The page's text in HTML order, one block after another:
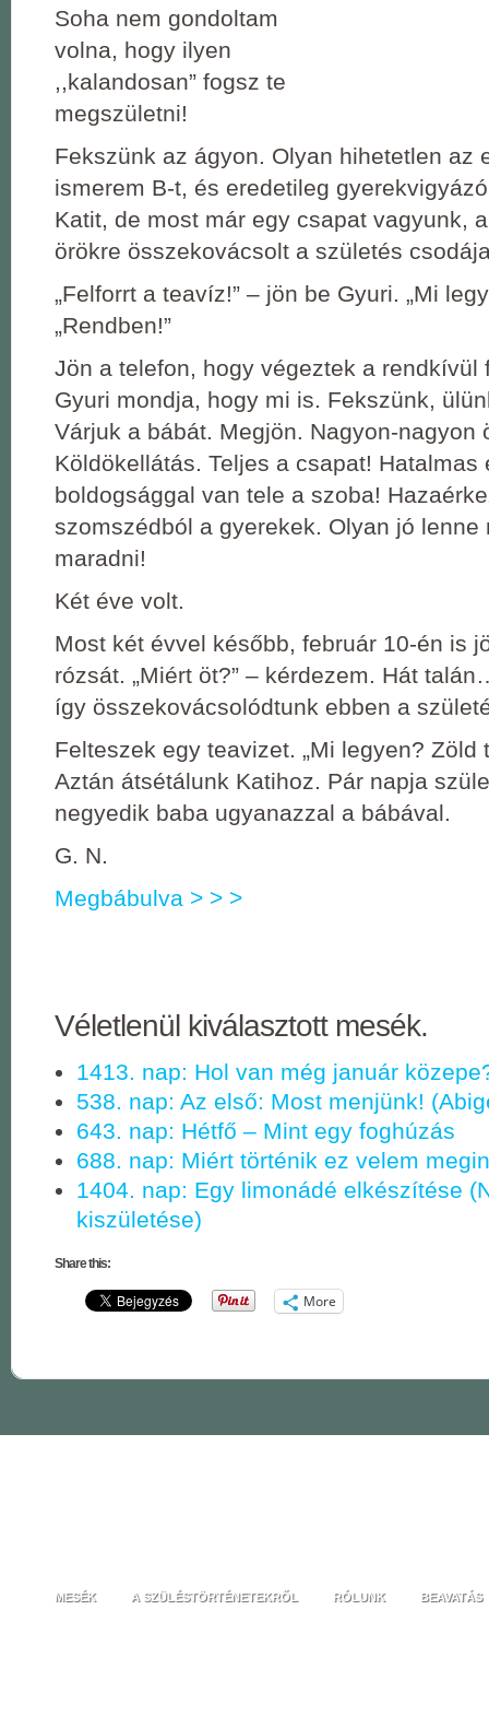
Soha nem gondoltam
volna, hogy ilyen
,,kalandosan” fogsz te
megszületni!
Fekszünk az ágyon. Olyan hihetetlen az
ismerem B-t, és eredetileg
Katit, de most már egy csapat vagyunk,
örökre összekovácsolt a születés
„Felforrt a teavíz!” – jön be Gyuri. „Mi
„Rendben!”
Jön a telefon, hogy végeztek a rendkívül
Gyuri mondja, hogy mi is. Fekszünk,
Várjuk a bábát. Megjön. Nagyon-nagyon
Köldökellátás. Teljes a csapat! Hatalmas
boldogsággal van tele a szoba!
szomszédból a gyerekek. Olyan jó lenne
maradni!
Két éve volt.
Most két évvel később, február 10-én is
rózsát. „Miért öt?” – kérdezem. Hát
így összekovácsolódtunk ebben a
Felteszek egy teavizet. „Mi legyen? Zöld
Aztán átsétálunk Katihoz. Pár napja
negyedik baba ugyanazzal a bábával.
G. N.
Megbábulva > > >
Véletlenül kiválasztott mesék.
1413. nap: Hol van még január
538. nap: Az első: Most menjünk!
643. nap: Hétfő ‒ Mint egy foghúzás
688. nap: Miért történik ez velem
1404. nap: Egy limonádé elkészítése
kiszületése)
Share this:
More
MESÉK A SZÜLÉSTÖRTÉNETEKRŐL RÓLUNK BEAVATÁS